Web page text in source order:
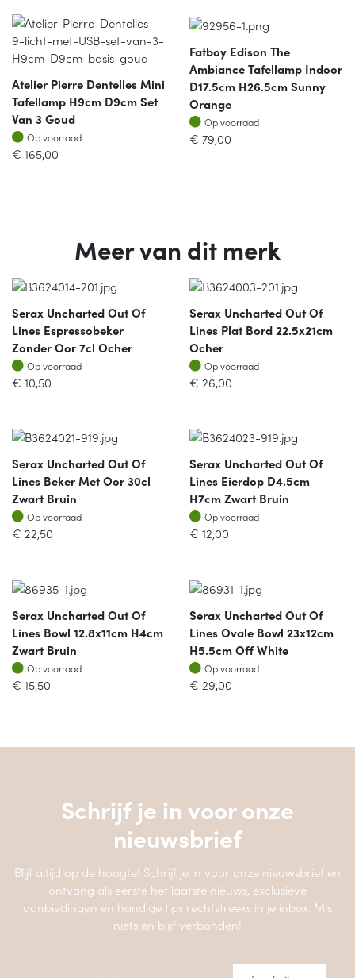
Atelier Pierre Dentelles Mini
Tafellamp H9cm D9cm Set
Van 3 Goud
Op voorraad
Op voorraad
€ 165,00
Fatboy Edison The
Ambiance Tafellamp Indoor
D17.5cm H26.5cm Sunny
Orange
Op voorraad
Op voorraad
€ 79,00
Meer van dit merk
Serax Uncharted Out Of
Lines Espressobeker
Zonder Oor 7cl Ocher
Op voorraad
Op voorraad
€ 10,50
Serax Uncharted Out Of
Lines Plat Bord 22.5x21cm
Ocher
Op voorraad
Op voorraad
€ 26,00
Serax Uncharted Out Of
Lines Beker Met Oor 30cl
Zwart Bruin
Op voorraad
Op voorraad
€ 22,50
Serax Uncharted Out Of
Lines Eierdop D4.5cm
H7cm Zwart Bruin
Op voorraad
Op voorraad
€ 12,00
Serax Uncharted Out Of
Lines Bowl 12.8x11cm H4cm
Zwart Bruin
Op voorraad
Op voorraad
€ 15,50
Serax Uncharted Out Of
Lines Ovale Bowl 23x12cm
H5.5cm Off White
Op voorraad
Op voorraad
€ 29,00
Schrijf je in voor onze
nieuwsbrief
Blijf altijd op de hoogte! Schrijf je in voor onze nieuwsbrief en
ontvang als eerste het laatste nieuws, exclusieve
aanbiedingen en handige tips rechtstreeks in je inbox. Mis
niets en blijf verbonden!